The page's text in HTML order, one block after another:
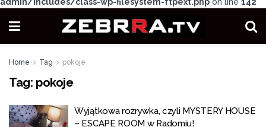
Home Tag pokoje
Tag: pokoje
Wyjątkowa rozrywka, czyli MYSTERY HOUSE
– ESCAPE ROOM w Radomiu!